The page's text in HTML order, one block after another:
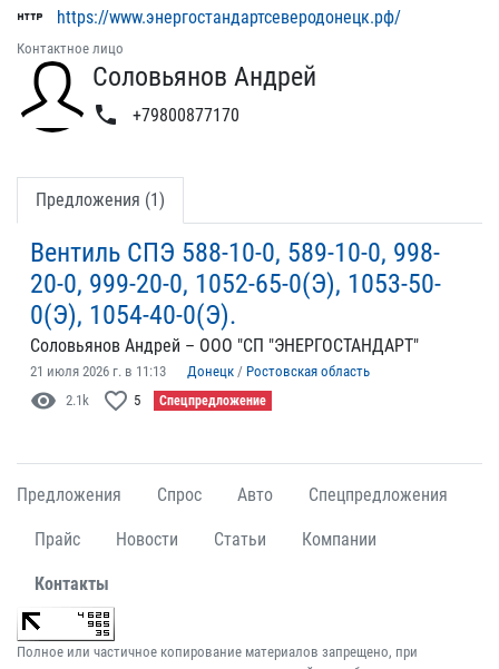
http https://www.энергостандартсеверодонецк.рф/
Контактное лицо
Соловьянов Андрей
phone +79800877170
Предложения (1)
Вентиль СПЭ 588-10-0, 589-10-0, 998-
20-0, 999-20-0, 1052-65-0(Э), 1053-50-
0(Э), 1054-40-0(Э).
Соловьянов Андрей – ООО "СП "ЭНЕРГОСТАНДАРТ"
21 июля 2026 г. в 11:13 Донецк / Ростовская область
visibility 2.1k favorite_border 5 Спецпредложение
Предложения Спрос Авто Спецпредложения
Прайс Новости Статьи Компании
Контакты
Полное или частичное копирование материалов запрещено, при